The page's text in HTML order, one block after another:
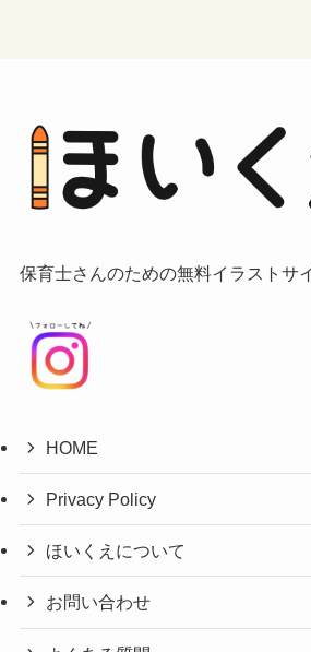
保育士さんのための無料イラストサ
HOME
Privacy Policy
ほいくえについて
お問い合わせ